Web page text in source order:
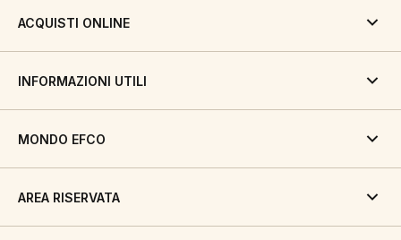
ACQUISTI ONLINE
INFORMAZIONI UTILI
MONDO EFCO
AREA RISERVATA